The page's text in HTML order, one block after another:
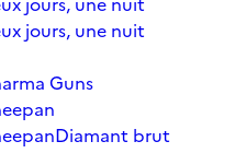
jours, une nuit
Guns
Diamant brut